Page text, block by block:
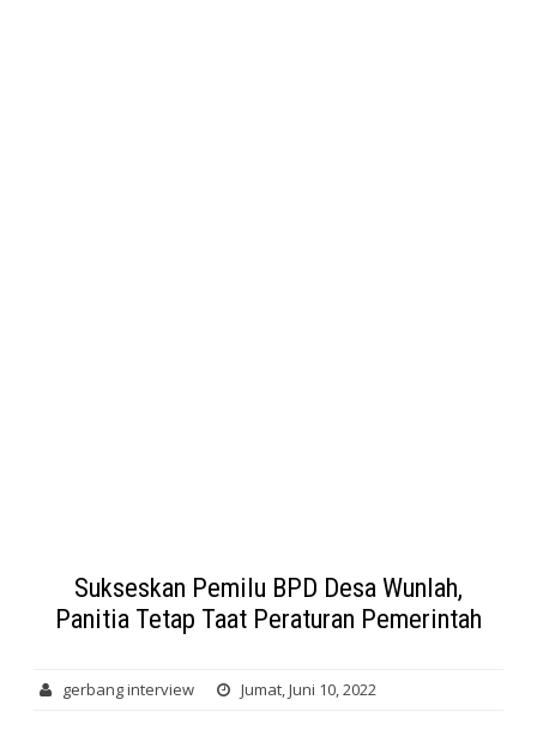
Sukseskan Pemilu BPD Desa Wunlah,
Panitia Tetap Taat Peraturan Pemerintah
gerbang interview Jumat, Juni 10, 2022